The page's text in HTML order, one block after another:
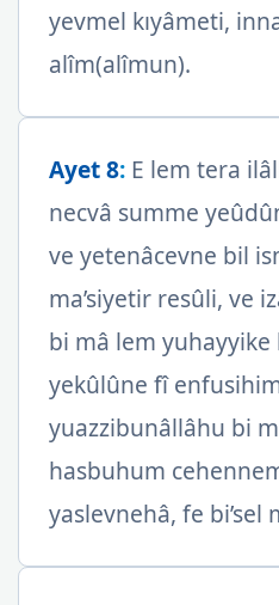
yevmel kıyâmeti,
alîm(alîmun).
Ayet 8: E lem tera
necvâ summe
ve yetenâcevne bil
ma’siyetir resûli, ve
bi mâ lem
yekûlûne fî
yuazzibunâllâhu bi
hasbuhum
yaslevnehâ, fe bi’sel